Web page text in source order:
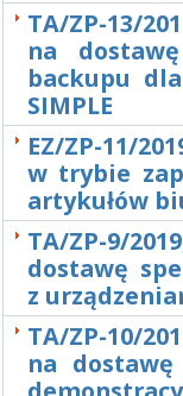
TA/ZP-13/
na
backupu
SIMPLE
EZ/ZP-11/
w trybie
artykułów
TA/ZP-9/
dostawę
z
TA/ZP-10/
na